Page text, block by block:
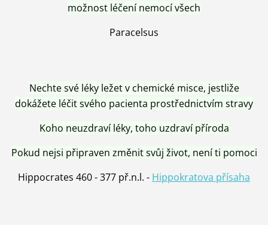
možnost léčení nemocí všech
Paracelsus
Nechte své léky ležet v chemické misce, jestliže
dokážete léčit svého pacienta prostřednictvím stravy
Koho neuzdraví léky, toho uzdraví příroda
Pokud nejsi připraven změnit svůj život, není ti pomoci
Hippocrates 460 - 377 př.n.l. - Hippokratova přísaha